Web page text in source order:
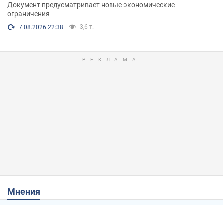
Документ предусматривает новые экономические
ограничения
7.08.2026 22:38 3,6 т.
Мнения